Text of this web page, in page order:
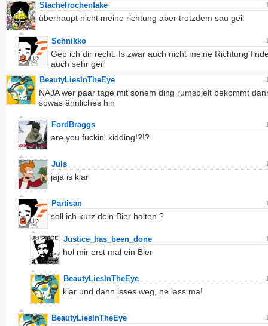
Stachelrochenfake
überhaupt nicht meine richtung aber trotzdem sau geil
Schnikko
Geb ich dir recht. Is zwar auch nicht meine Richtung
auch sehr geil
BeautyLiesInTheEye
NAJA wer paar tage mit sonem ding rumspielt bekommt
sowas ähnliches hin
FordBraggs
are you fuckin' kidding!?!?
Juls
jaja is klar
Partisan
soll ich kurz dein Bier halten ?
Justice_has_been_done
hol mir erst mal ein Bier
BeautyLiesInTheEye
klar und dann isses weg, ne lass ma!
BeautyLiesInTheEye